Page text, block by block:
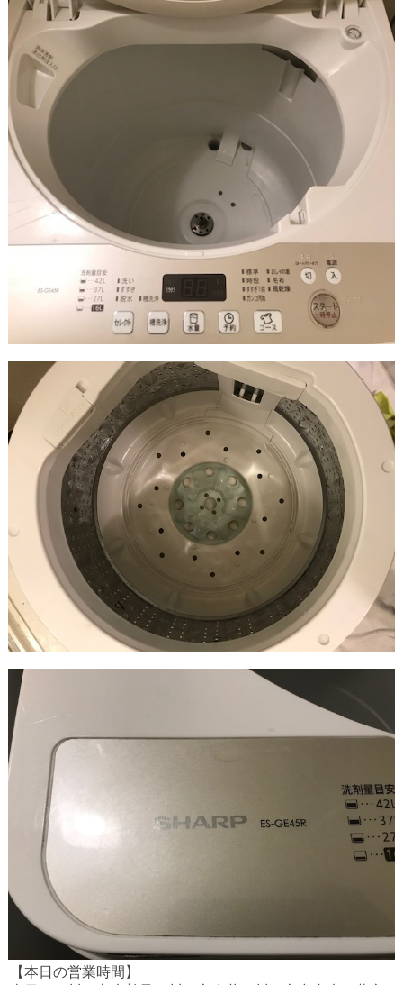
【本日の営業時間】